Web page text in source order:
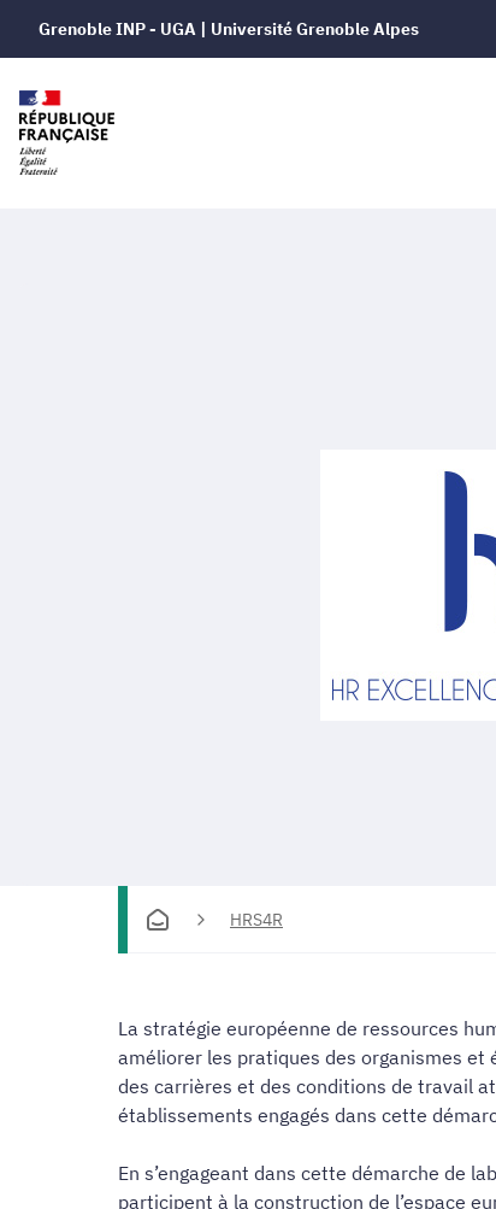
Grenoble INP - UGA | Université Grenoble Alpes
HRS4R
La stratégie européenne de ressources
améliorer les pratiques des organismes et
des carrières et des conditions de travail
établissements engagés dans cette
En s’engageant dans cette démarche de
participent à la construction de l’espace